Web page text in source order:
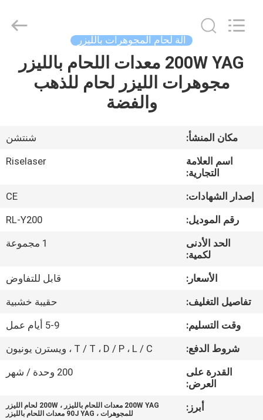
مسكن
عرض
الواقع
الافتراضي
معلومات
في
المعمل
مراقبة
الجودة
Technology
Reserved.
آلة لحام المجوهرات بالليزر
200W YAG معدات اللحام بالليزر
مجوهرات الليزر لحام للذهب
والفضة
مكان المنشأ:
شنتشن
اسم العلامة
التجارية:
Riselaser
إصدار الشهادات:
CE
رقم الموديل:
RL-Y200
الحد الأدنى
لكمية:
1 مجموعة
الأسعار:
قابل للتفاوض
تفاصيل التغليف:
حقيبة خشبية
وقت التسليم:
5-9 أيام عمل
شروط الدفع:
T / T ، D / P ، L / C ، ويسترن يونيون
القدرة على
العرض:
200 وحدة / شهر
أبرز:
200W YAG معدات اللحام بالليزر ، 200W لحام الليزر
للمجوهرات ، 90J YAG معدات اللحام بالليزر